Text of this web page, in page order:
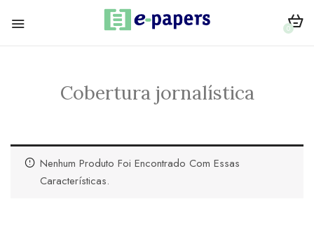
0
Cobertura jornalística
Nenhum Produto Foi Encontrado Com Essas
Características.